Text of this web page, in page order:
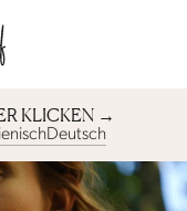
KLICKEN →
Deutsch